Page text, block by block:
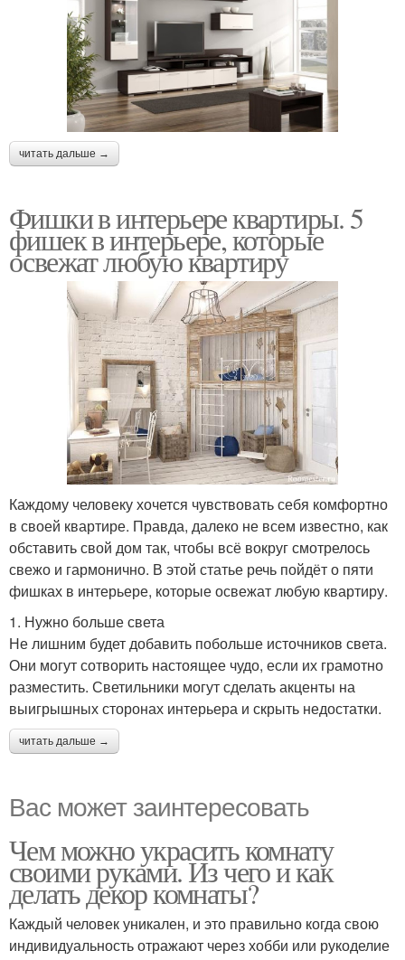
читать дальше →
Фишки в интерьере квартиры. 5
фишек в интерьере, которые
освежат любую квартиру
Каждому человеку хочется чувствовать себя комфортно
в своей квартире. Правда, далеко не всем известно, как
обставить свой дом так, чтобы всё вокруг смотрелось
свежо и гармонично. В этой статье речь пойдёт о пяти
фишках в интерьере, которые освежат любую квартиру.
1. Нужно больше света
Не лишним будет добавить побольше источников света.
Они могут сотворить настоящее чудо, если их грамотно
разместить. Светильники могут сделать акценты на
выигрышных сторонах интерьера и скрыть недостатки.
читать дальше →
Вас может заинтересовать
Чем можно украсить комнату
своими руками. Из чего и как
делать декор комнаты?
Каждый человек уникален, и это правильно когда свою
индивидуальность отражают через хобби или рукоделие